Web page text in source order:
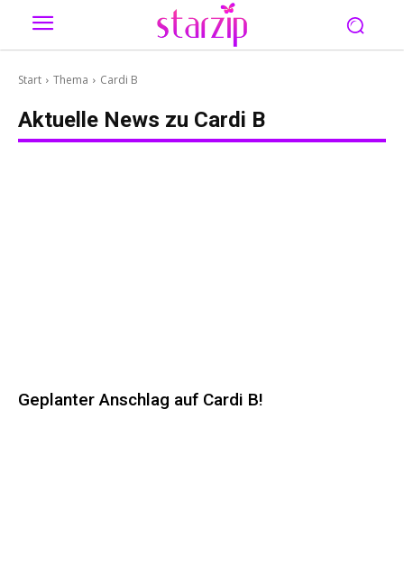
Start Thema Cardi B
Aktuelle News zu Cardi B
Geplanter Anschlag auf Cardi B!